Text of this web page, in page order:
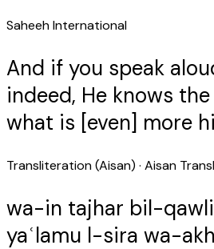
Saheeh International
And if you speak
indeed, He knows
what is [even] more
Transliteration (Aisan) · Aisan
wa-in tajhar bil-
yaʿlamu l-sira wa-